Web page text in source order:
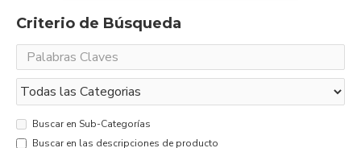
Criterio de Búsqueda
Buscar en Sub-Categorías
Buscar en las descripciones de producto